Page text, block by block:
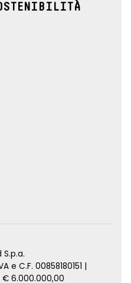
S.p.a.
e C.F. 00858180151 |
6.000.000,00